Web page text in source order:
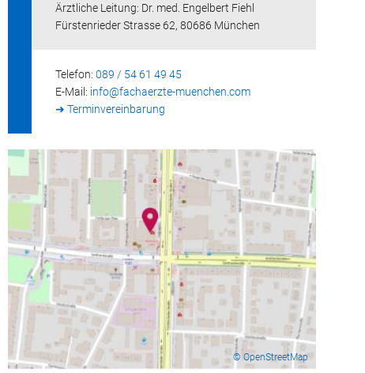
Ärztliche Leitung: Dr. med. Engelbert Fiehl
Fürstenrieder Strasse 62, 80686 München
Telefon: 089 / 54 61 49 45
E-Mail: info@fachaerzte-muenchen.com
➜ Terminvereinbarung
© OpenStreetMap